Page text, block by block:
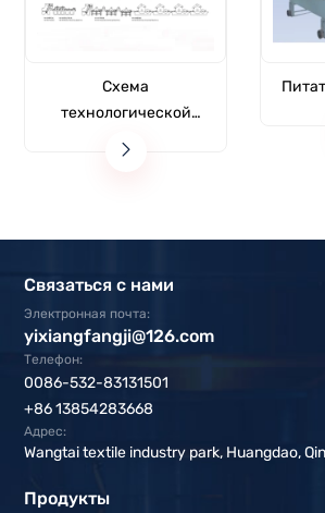
Схема
технологической
линии по производству
Связаться с нами
Электронная почта:
yixiangfangji@126.com
Телефон:
0086-532-83131501
+86 13854283668
Адрес:
Wangtai textile industry park, Huangdao,
Продукты